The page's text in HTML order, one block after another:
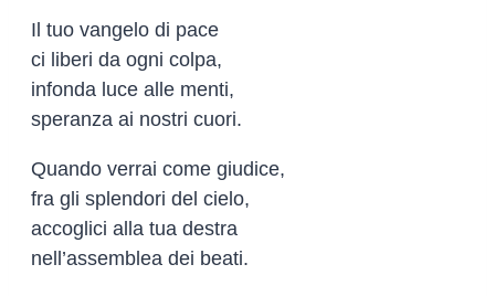
Il tuo vangelo di pace
ci liberi da ogni colpa,
infonda luce alle menti,
speranza ai nostri cuori.
Quando verrai come giudice,
fra gli splendori del cielo,
accoglici alla tua destra
nell’assemblea dei beati.